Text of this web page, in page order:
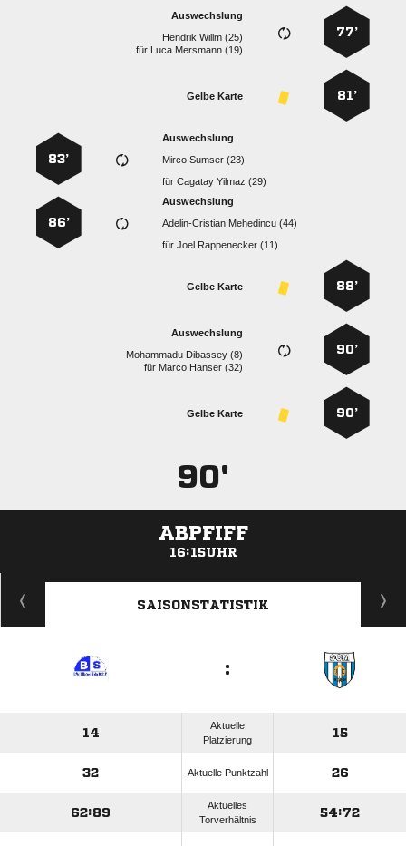
77’
Auswechslung
  
für   
81’
Gelbe Karte
Auswechslung
  
für  
83’
Auswechslung
  
für  
86’
88’
Gelbe Karte
90’
Auswechslung
  
für   
90’
Gelbe Karte
90'
ABPFIFF
16:15UHR
ANZEIGE
SAISONSTATISTIK
:
14
Aktuelle
Platzierung
15
32 Aktuelle Punktzahl 26
62:89
Aktuelles
Torverhältnis
54:72